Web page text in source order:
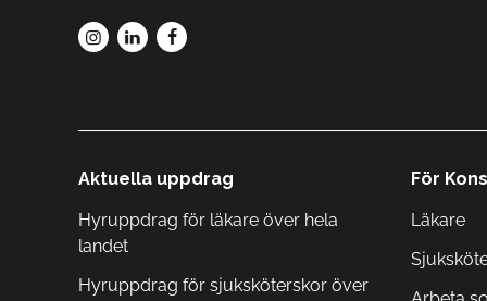
Aktuella uppdrag
Hyruppdrag för läkare över hela
landet
Hyruppdrag för sjuksköterskor över
För
Läkare